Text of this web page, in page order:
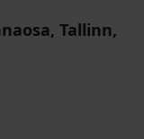
Tallinn,